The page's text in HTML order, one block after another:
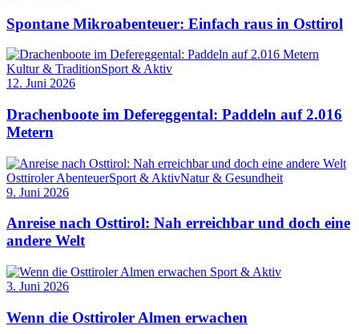
Spontane Mikroabenteuer: Einfach raus in Osttirol
Kultur & TraditionSport & Aktiv
12. Juni 2026
Drachenboote im Defereggental: Paddeln auf 2.016
Metern
Osttiroler AbenteuerSport & AktivNatur & Gesundheit
9. Juni 2026
Anreise nach Osttirol: Nah erreichbar und doch eine
andere Welt
Sport & Aktiv
3. Juni 2026
Wenn die Osttiroler Almen erwachen